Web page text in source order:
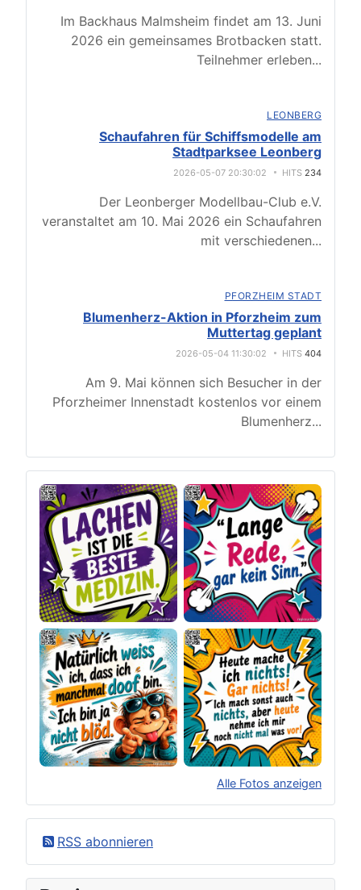
Im Backhaus Malmsheim findet am 13. Juni
2026 ein gemeinsames Brotbacken statt.
Teilnehmer erleben...
LEONBERG
Schaufahren für Schiffsmodelle am
Stadtparksee Leonberg
2026-05-07 20:30:02 HITS 234
Der Leonberger Modellbau-Club e.V.
veranstaltet am 10. Mai 2026 ein Schaufahren
mit verschiedenen...
PFORZHEIM STADT
Blumenherz-Aktion in Pforzheim zum
Muttertag geplant
2026-05-04 11:30:02 HITS 404
Am 9. Mai können sich Besucher in der
Pforzheimer Innenstadt kostenlos vor einem
Blumenherz...
Alle Fotos anzeigen
RSS abonnieren